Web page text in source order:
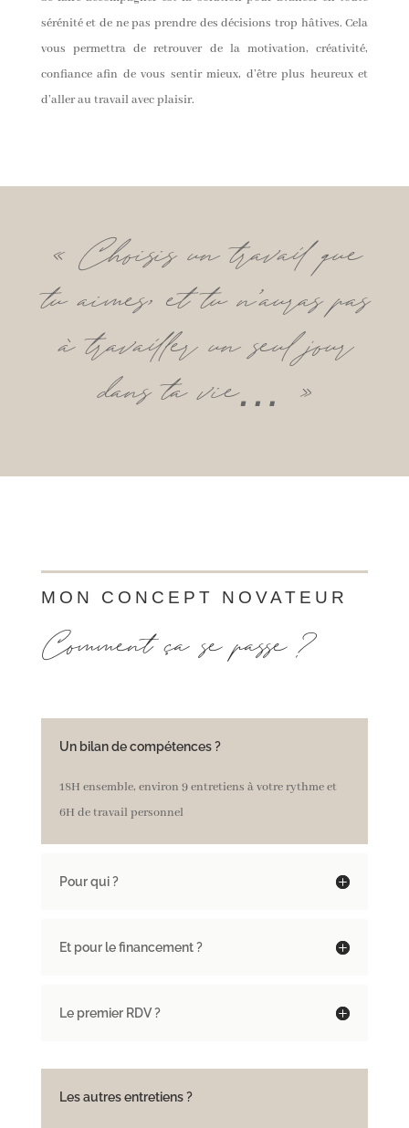
sérénité et de ne pas prendre des décisions trop hâtives. Cela
vous permettra de retrouver de la motivation, créativité,
confiance afin de vous sentir mieux, d’être plus heureux et
d’aller au travail avec plaisir.
« Choisis un travail que
tu aimes, et tu n’auras pas
à travailler un seul jour
dans ta vie… »
MON CONCEPT NOVATEUR
Comment ça se passe ?
Un bilan de compétences ?
18H ensemble, environ 9 entretiens à votre rythme et
6H de travail personnel
Pour qui ?
Et pour le financement ?
Le premier RDV ?
Les autres entretiens ?